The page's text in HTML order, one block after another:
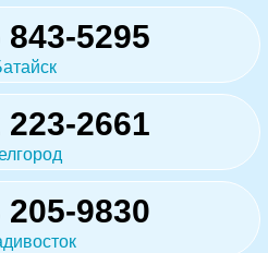
843-5295
223-2661
205-9830